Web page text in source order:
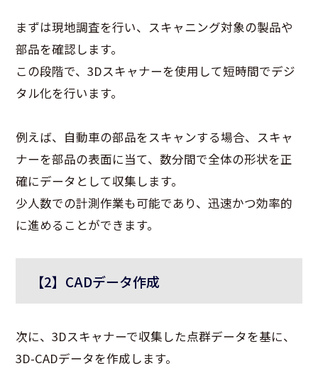
まずは現地調査を行い、スキャニング対象の製品や
部品を確認します。
この段階で、3Dスキャナーを使用して短時間でデジ
タル化を行います。
例えば、自動車の部品をスキャンする場合、スキャ
ナーを部品の表面に当て、数分間で全体の形状を正
確にデータとして収集します。
少人数での計測作業も可能であり、迅速かつ効率的
に進めることができます。
【2】CADデータ作成
次に、3Dスキャナーで収集した点群データを基に、
3D-CADデータを作成します。